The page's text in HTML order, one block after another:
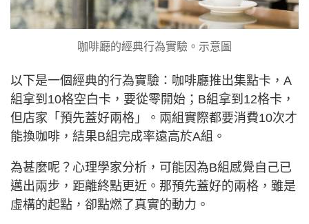
咖啡廳的經典行為實驗。示意圖
以下是一個經典的行為實驗：咖啡廳推出集點卡，A
組拿到10格空白卡，要從零開始；B組拿到12格卡，
但店家「預先蓋好兩格」。兩組實際都要消費10次才
能換咖啡，結果B組完成率遠高於A組。
為甚麼呢？心理學家分析，可能因為B組感覺自己已
邁出兩步，距離終點更近。那預先蓋好的兩格，雖是
虛構的起點，卻點燃了真實的動力。